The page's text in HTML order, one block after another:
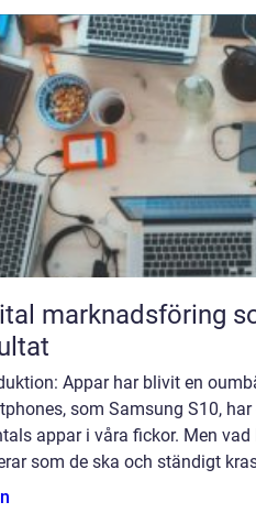
marknadsföring
Appar har blivit en
som Samsung S10,
appar i våra fickor. Men
som de ska och ständigt